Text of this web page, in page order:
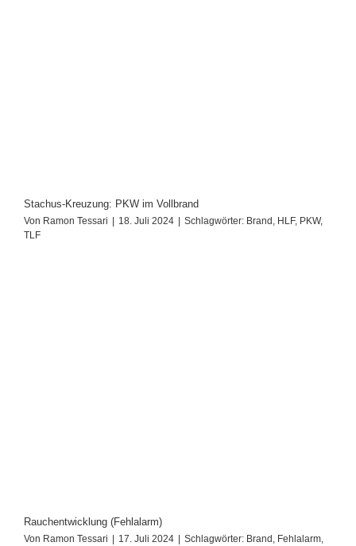
Stachus-Kreuzung: PKW im Vollbrand
Von Ramon Tessari 18. Juli 2024 Schlagwörter: Brand , HLF, PKW,
TLF
Rauchentwicklung (Fehlalarm)
Von Ramon Tessari 17. Juli 2024 Schlagwörter: Brand , Fehlalarm,